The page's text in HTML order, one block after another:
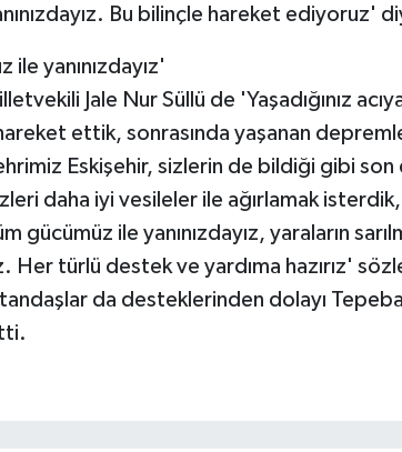
Bu bilinçle hareket ediyoruz'
yanınızdayız'
Jale Nur Süllü de 'Yaşadığınız
ettik, sonrasında yaşanan
Eskişehir, sizlerin de bildiği gibi
daha iyi vesileler ile ağırlamak isterdik,
gücümüz ile yanınızdayız, yaraların
Her türlü destek ve yardıma hazırız'
da desteklerinden dolayı